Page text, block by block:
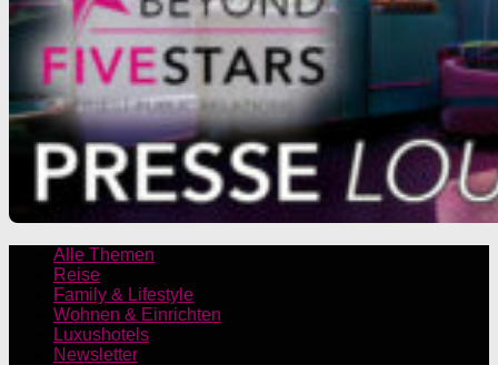
Alle Themen
Reise
Family & Lifestyle
Wohnen & Einrichten
Luxushotels
Newsletter